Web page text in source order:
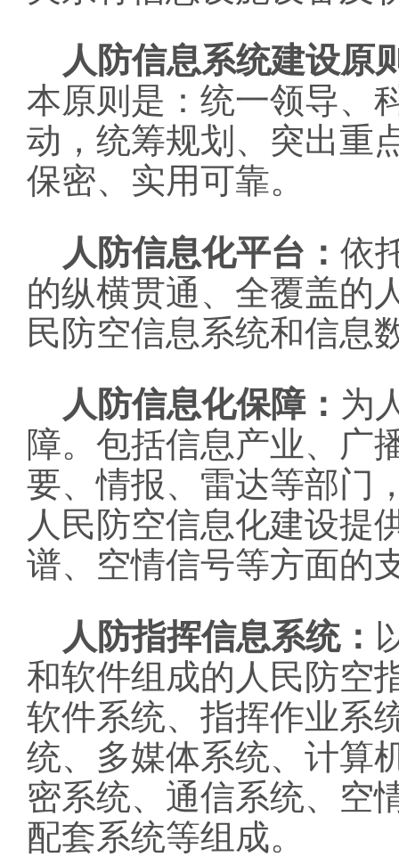
人防信息系统建设原
本原则是：统一领导、
动，统筹规划、突出重
保密、实用可靠。
人防信息化平台： 依
的纵横贯通、全覆盖的
民防空信息系统和信息
人防信息化保障： 为
障。包括信息产业、广
要、情报、雷达等部门
人民防空信息化建设提
谱、空情信号等方面的
人防指挥信息系统：
和软件组成的人民防空
软件系统、指挥作业系
统、多媒体系统、计算
密系统、通信系统、空
配套系统等组成。